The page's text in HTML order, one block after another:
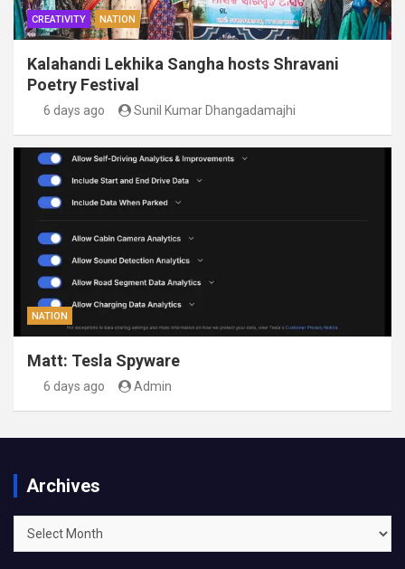
CREATIVITY NATION
Kalahandi Lekhika Sangha hosts Shravani
Poetry Festival
6 days ago Sunil Kumar Dhangadamajhi
NATION
Matt: Tesla Spyware
6 days ago Admin
Archives
Archives